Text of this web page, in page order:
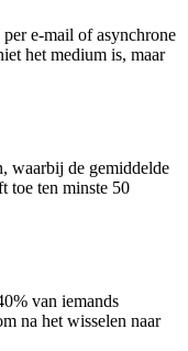
e-mail of asynchrone
het medium is, maar
waarbij de gemiddelde
toe ten minste 50
van iemands
na het wisselen naar